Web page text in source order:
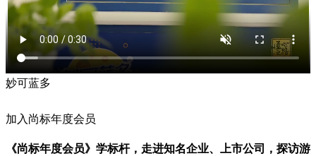
妙可蓝多
加入尚标年度会员
《尚标年度会员》学标杆，走进知名企业、上市公司，探访游